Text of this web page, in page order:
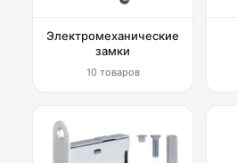
Электромеханические
замки
10 товаров